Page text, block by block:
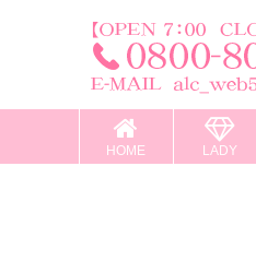
HOME LADY